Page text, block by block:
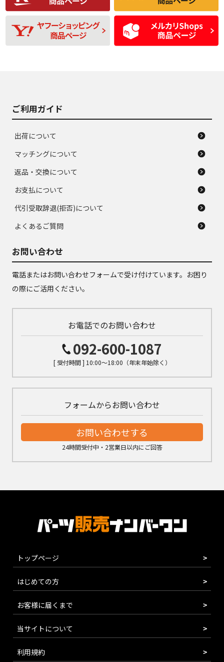
D
使用感や目立つ傷が
あり、一般的な中古
品
D
残り溝も少なく、偏
磨耗がみられ、短期
間使用できるくらい
の中古品
ご利用ガイド
出荷について
マッチングについて
返品・交換について
お支払について
代引受取辞退(拒否)について
よくあるご質問
お問い合わせ
電話またはお問い合わせフォームで受け付けています。お困り
の際にご活用ください。
お電話でのお問い合わせ
092-600-1087
[ 受付時間 ] 10:00～18:00（年末年始除く）
フォームからお問い合わせ
お問い合わせする
24時間受付中・2営業日以内にご回答
トップページ
はじめての方
お客様に届くまで
当サイトについて
利用規約